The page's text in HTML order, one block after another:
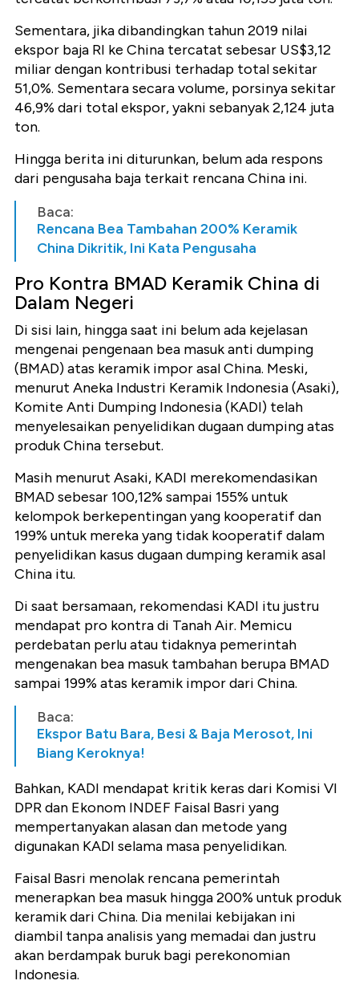
Sementara, jika dibandingkan tahun 2019 nilai
ekspor baja RI ke China tercatat sebesar US$3,12
miliar dengan kontribusi terhadap total sekitar
51,0%. Sementara secara volume, porsinya sekitar
46,9% dari total ekspor, yakni sebanyak 2,124 juta
ton.
Hingga berita ini diturunkan, belum ada respons
dari pengusaha baja terkait rencana China ini.
Baca:
Rencana Bea Tambahan 200% Keramik
China Dikritik, Ini Kata Pengusaha
Pro Kontra BMAD Keramik China di
Dalam Negeri
Di sisi lain, hingga saat ini belum ada kejelasan
mengenai pengenaan bea masuk anti dumping
(BMAD) atas keramik impor asal China. Meski,
menurut Aneka Industri Keramik Indonesia (Asaki),
Komite Anti Dumping Indonesia (KADI) telah
menyelesaikan penyelidikan dugaan dumping atas
produk China tersebut.
Masih menurut Asaki, KADI merekomendasikan
BMAD sebesar 100,12% sampai 155% untuk
kelompok berkepentingan yang kooperatif dan
199% untuk mereka yang tidak kooperatif dalam
penyelidikan kasus dugaan dumping keramik asal
China itu.
Di saat bersamaan, rekomendasi KADI itu justru
mendapat pro kontra di Tanah Air. Memicu
perdebatan perlu atau tidaknya pemerintah
mengenakan bea masuk tambahan berupa BMAD
sampai 199% atas keramik impor dari China.
Baca:
Ekspor Batu Bara, Besi & Baja Merosot, Ini
Biang Keroknya!
Bahkan, KADI mendapat kritik keras dari Komisi VI
DPR dan Ekonom INDEF Faisal Basri yang
mempertanyakan alasan dan metode yang
digunakan KADI selama masa penyelidikan.
Faisal Basri menolak rencana pemerintah
menerapkan bea masuk hingga 200% untuk produk
keramik dari China. Dia menilai kebijakan ini
diambil tanpa analisis yang memadai dan justru
akan berdampak buruk bagi perekonomian
Indonesia.